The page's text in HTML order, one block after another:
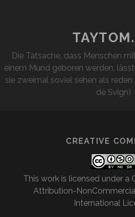
Die Tatsache, dass Menschen
einem Mund geboren werden,
sie zweimal soviel sehen als
de Svign)
CREATIVE
This work is licensed under a
Attribution-
International